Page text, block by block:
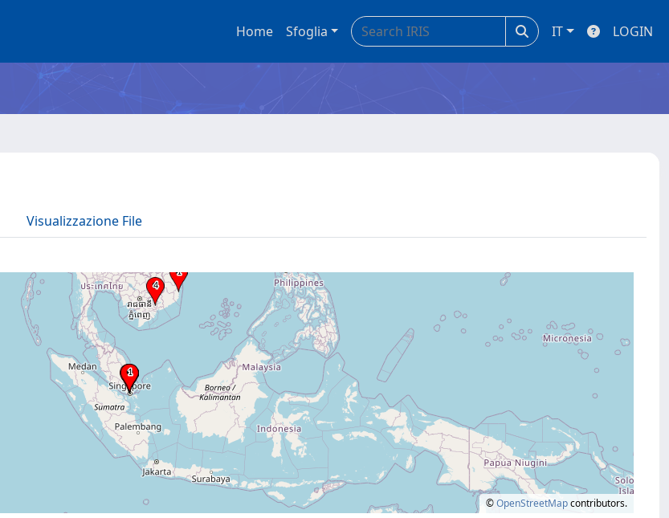
Home Sfoglia IT LOGIN
Visualizzazione File
©OpenStreetMapcontributors.